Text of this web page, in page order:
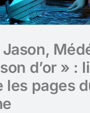
Jason,
d’or » :
les pages